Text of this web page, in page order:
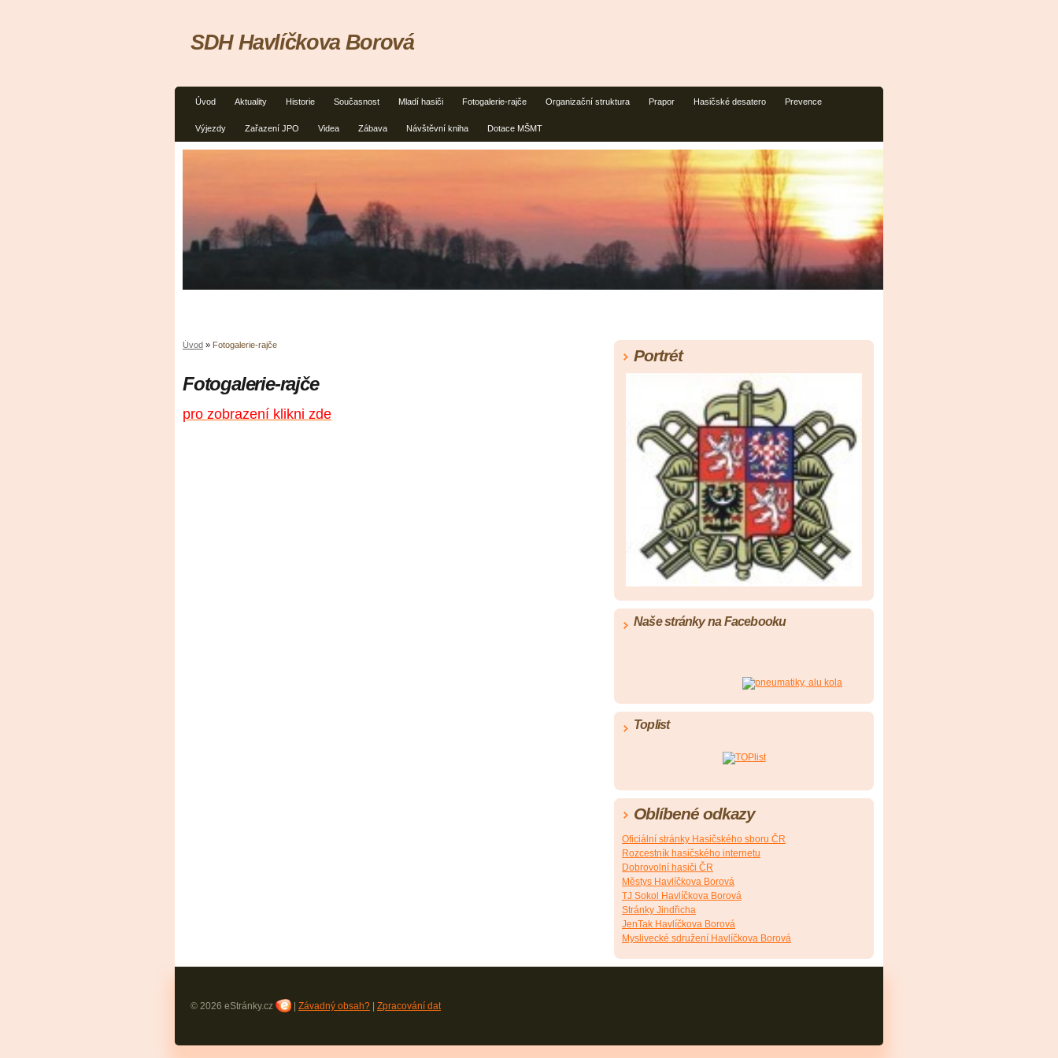
Úvod Aktuality Historie Současnost Mladí hasiči Fotogalerie-rajče Organizační struktura Prapor Hasičské desatero Prevence
Výjezdy Zařazení JPO Videa Zábava Návštěvní kniha Dotace MŠMT
SDH Havlíčkova Borová
Úvod » Fotogalerie-rajče
Fotogalerie-rajče
pro zobrazení klikni zde
Portrét
Naše stránky na Facebooku
Toplist
Oblíbené odkazy
Oficiální stránky Hasičského sboru ČR
Rozcestník hasičského internetu
Dobrovolní hasiči ČR
Městys Havlíčkova Borová
TJ Sokol Havlíčkova Borová
Stránky Jindřicha
JenTak Havlíčkova Borová
Myslivecké sdružení Havlíčkova Borová
© 2026 eStránky.cz Závadný obsah? Zpracování dat